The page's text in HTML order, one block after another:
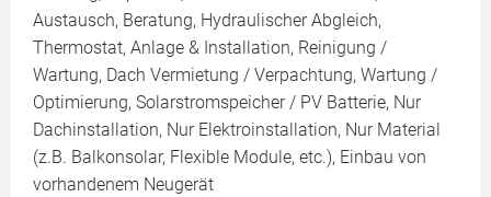
Austausch, Beratung, Hydraulischer Abgleich,
Thermostat, Anlage & Installation, Reinigung /
Wartung, Dach Vermietung / Verpachtung, Wartung /
Optimierung, Solarstromspeicher / PV Batterie, Nur
Dachinstallation, Nur Elektroinstallation, Nur Material
(z.B. Balkonsolar, Flexible Module, etc.), Einbau von
vorhandenem Neugerät